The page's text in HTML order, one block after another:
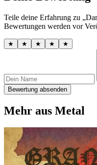
Teile deine Erfahrung zu
Bewertungen werden vor
★ ★ ★ ★ ★
Bewertung absenden
Mehr aus Metal